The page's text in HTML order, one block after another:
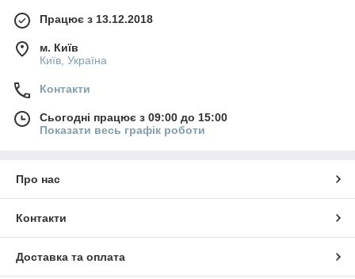
Працює з 13.12.2018
м. Київ
Київ, Україна
Контакти
Сьогодні працює з 09:00 до 15:00
Показати весь графік роботи
Про нас
Контакти
Доставка та оплата